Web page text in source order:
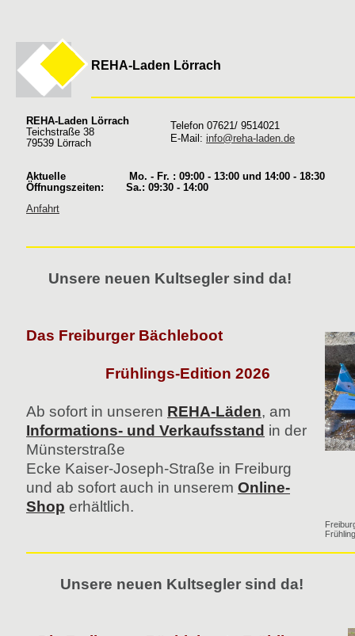
REHA-Laden Lörrach
REHA-Laden Lörrach
Teichstraße 38
79539 Lörrach
Telefon 07621/ 9514021
E-Mail: info@reha-laden.de
Aktuelle Mo. - Fr. : 09:00 - 13:00 und 14:00 - 18:30
Öffnungszeiten: Sa.: 09:30 - 14:00
Anfahrt
Unsere neuen Kultsegler sind da!
Das Freiburger Bächleboot
Frühlings-Edition 2026
Ab sofort in unseren REHA-Läden, am
Informations- und Verkaufsstand in der
Münsterstraße
Ecke Kaiser-Joseph-Straße in Freiburg
und ab sofort auch in unserem Online-
Shop erhältlich.
Unsere neuen Kultsegler sind da!